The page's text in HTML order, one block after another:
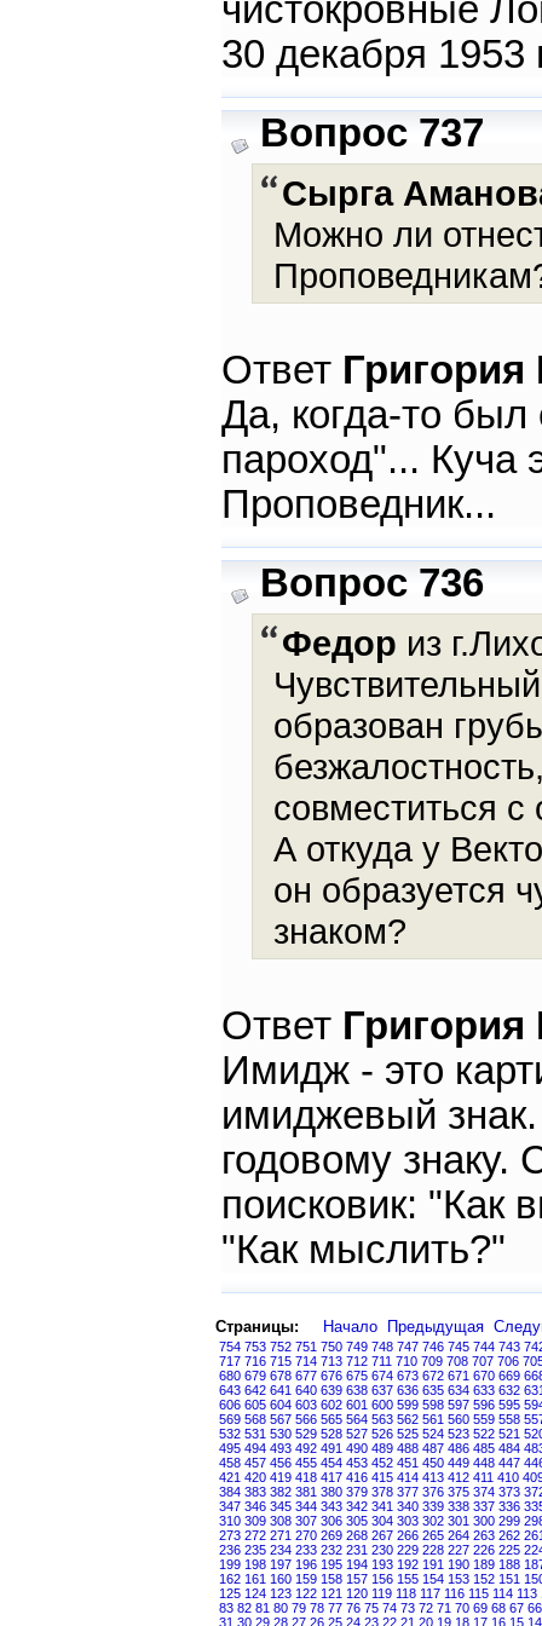
чистокровные
30 декабря 1953
Вопрос 737
Сырга
Можно ли
Ответ
Да, когда-то
пароход"... Куча
Проповедник...
Вопрос 736
Федор из
образован
совместиться с
А откуда у
он образуется
знаком?
Ответ
Имидж - это
имиджевый
годовому знаку.
поисковик: "Как
"Как мыслить?"
Страницы: Начало Предыдущая
754 753 752 751 750 749 748 747 746 745 744 743
717 716 715 714 713 712 711 710 709 708 707 706
680 679 678 677 676 675 674 673 672 671 670 669
643 642 641 640 639 638 637 636 635 634 633 632
606 605 604 603 602 601 600 599 598 597 596 595
569 568 567 566 565 564 563 562 561 560 559 558
532 531 530 529 528 527 526 525 524 523 522 521
495 494 493 492 491 490 489 488 487 486 485 484
458 457 456 455 454 453 452 451 450 449 448 447
421 420 419 418 417 416 415 414 413 412 411 410
384 383 382 381 380 379 378 377 376 375 374 373
347 346 345 344 343 342 341 340 339 338 337 336
310 309 308 307 306 305 304 303 302 301 300 299
273 272 271 270 269 268 267 266 265 264 263 262
236 235 234 233 232 231 230 229 228 227 226 225
199 198 197 196 195 194 193 192 191 190 189 188
162 161 160 159 158 157 156 155 154 153 152 151
125 124 123 122 121 120 119 118 117 116 115 114 113
83 82 81 80 79 78 77 76 75 74 73 72 71 70 69 68 67 66
31 30 29 28 27 26 25 24 23 22 21 20 19 18 17 16 15 14